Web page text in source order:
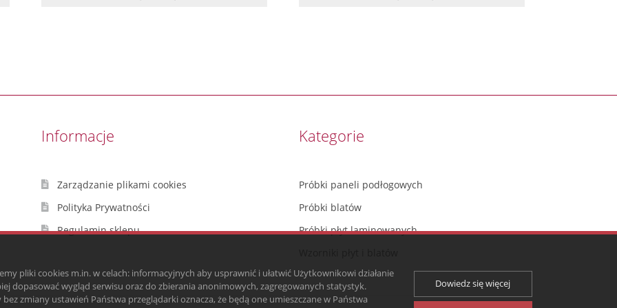
Informacje
Zarządzanie plikami cookies
Polityka Prywatności
Regulamin sklepu
Kategorie
Próbki paneli podłogowych
Próbki blatów
Próbki płyt laminowanych
pliki cookies m.in. w celach: informacyjnych aby usprawnić i ułatwić Użytkownikowi działanie
dopasować wygląd serwisu oraz do zbierania anonimowych, zagregowanych statystyk.
zmiany ustawień Państwa przeglądarki oznacza, że będą one umieszczane w Państwa
Dowiedz się więcej